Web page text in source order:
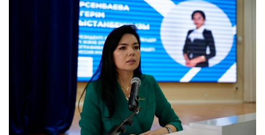
СПЕЦПРОЕКТЫ
РАЗВЛЕЧЕНИЯ